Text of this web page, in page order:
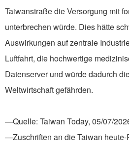
Taiwanstraße die Versorgung mit
unterbrechen würde. Dies hätte
Auswirkungen auf zentrale
Luftfahrt, die hochwertige
Datenserver und würde dadurch
Weltwirtschaft gefährden.
—Quelle: Taiwan Today, 05/07/
—Zuschriften an die Taiwan heute-